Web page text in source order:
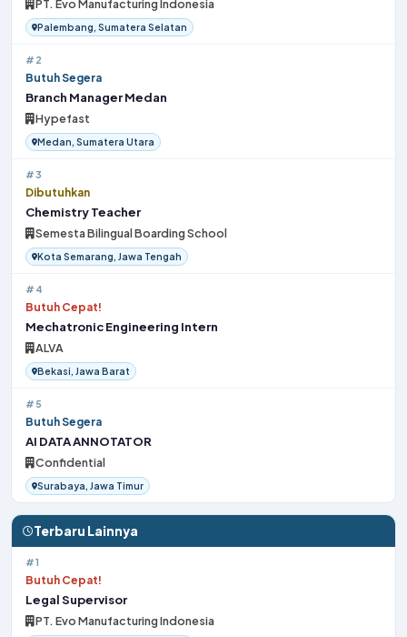
PT. Evo Manufacturing Indonesia
Palembang, Sumatera Selatan
#2
Butuh Segera
Branch Manager Medan
Hypefast
Medan, Sumatera Utara
#3
Dibutuhkan
Chemistry Teacher
Semesta Bilingual Boarding School
Kota Semarang, Jawa Tengah
#4
Butuh Cepat!
Mechatronic Engineering Intern
ALVA
Bekasi, Jawa Barat
#5
Butuh Segera
AI DATA ANNOTATOR
Confidential
Surabaya, Jawa Timur
Terbaru Lainnya
#1
Butuh Cepat!
Legal Supervisor
PT. Evo Manufacturing Indonesia